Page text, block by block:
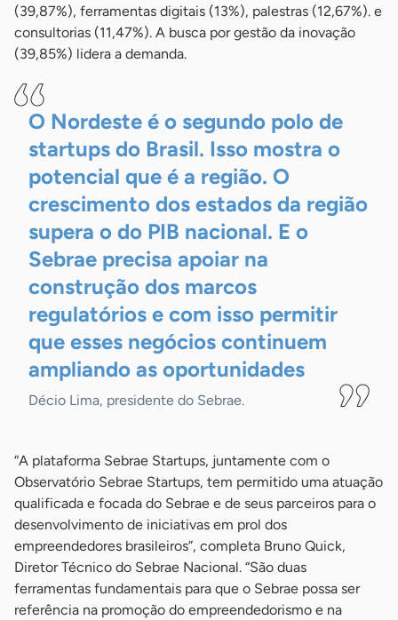
(39,87%), ferramentas digitais (13%), palestras (12,67%). e
consultorias (11,47%). A busca por gestão da inovação
(39,85%) lidera a demanda.
O Nordeste é o segundo polo de
startups do Brasil. Isso mostra o
potencial que é a região. O
crescimento dos estados da região
supera o do PIB nacional. E o
Sebrae precisa apoiar na
construção dos marcos
regulatórios e com isso permitir
que esses negócios continuem
ampliando as oportunidades
Décio Lima, presidente do Sebrae.
“A plataforma Sebrae Startups, juntamente com o
Observatório Sebrae Startups, tem permitido uma atuação
qualificada e focada do Sebrae e de seus parceiros para o
desenvolvimento de iniciativas em prol dos
empreendedores brasileiros”, completa Bruno Quick,
Diretor Técnico do Sebrae Nacional. “São duas
ferramentas fundamentais para que o Sebrae possa ser
referência na promoção do empreendedorismo e na